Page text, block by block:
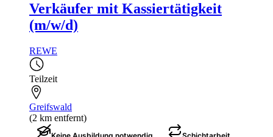
Verkäufer mit Kassiertätigkeit
(m/w/d)
REWE
Teilzeit
Greifswald
(2 km entfernt)